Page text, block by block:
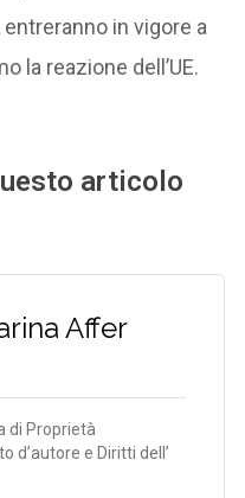
in vigore a
la reazione dell’UE.
articolo
Affer
di Proprietà
d’autore e Diritti dell’